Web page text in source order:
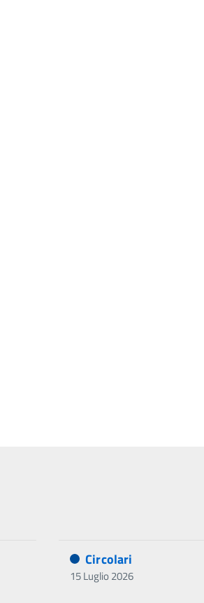
Circolari
15 Luglio 2026